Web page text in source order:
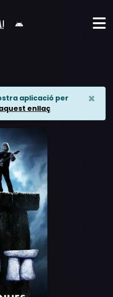
aplicació per
enllaç
×